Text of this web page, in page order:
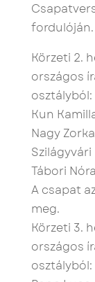
fordulóján.
Körzeti 2.
országos
osztályból:
Kun
Nagy Zorka
Szilágyvári
Tábori Nóra
A csapat
meg.
Körzeti 3.
országos
osztályból: